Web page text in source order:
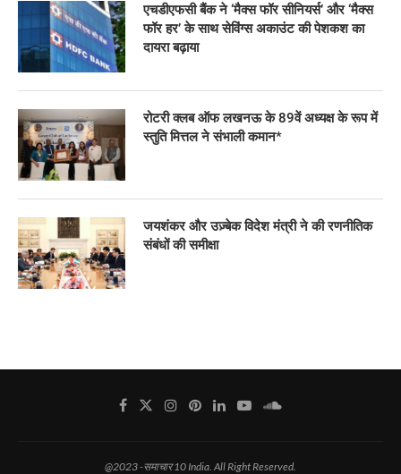
एचडीएफसी बैंक ने ‘मैक्स फॉर सीनियर्स’ और ‘मैक्स
फॉर हर’ के साथ सेविंग्स अकाउंट की पेशकश का
दायरा बढ़ाया
रोटरी क्लब ऑफ लखनऊ के 89वें अध्यक्ष के रूप में
स्तुति मित्तल ने संभाली कमान*
जयशंकर और उज़्बेक विदेश मंत्री ने की रणनीतिक
संबंधों की समीक्षा
@2023 -समाचार 10 India. All Right Reserved.